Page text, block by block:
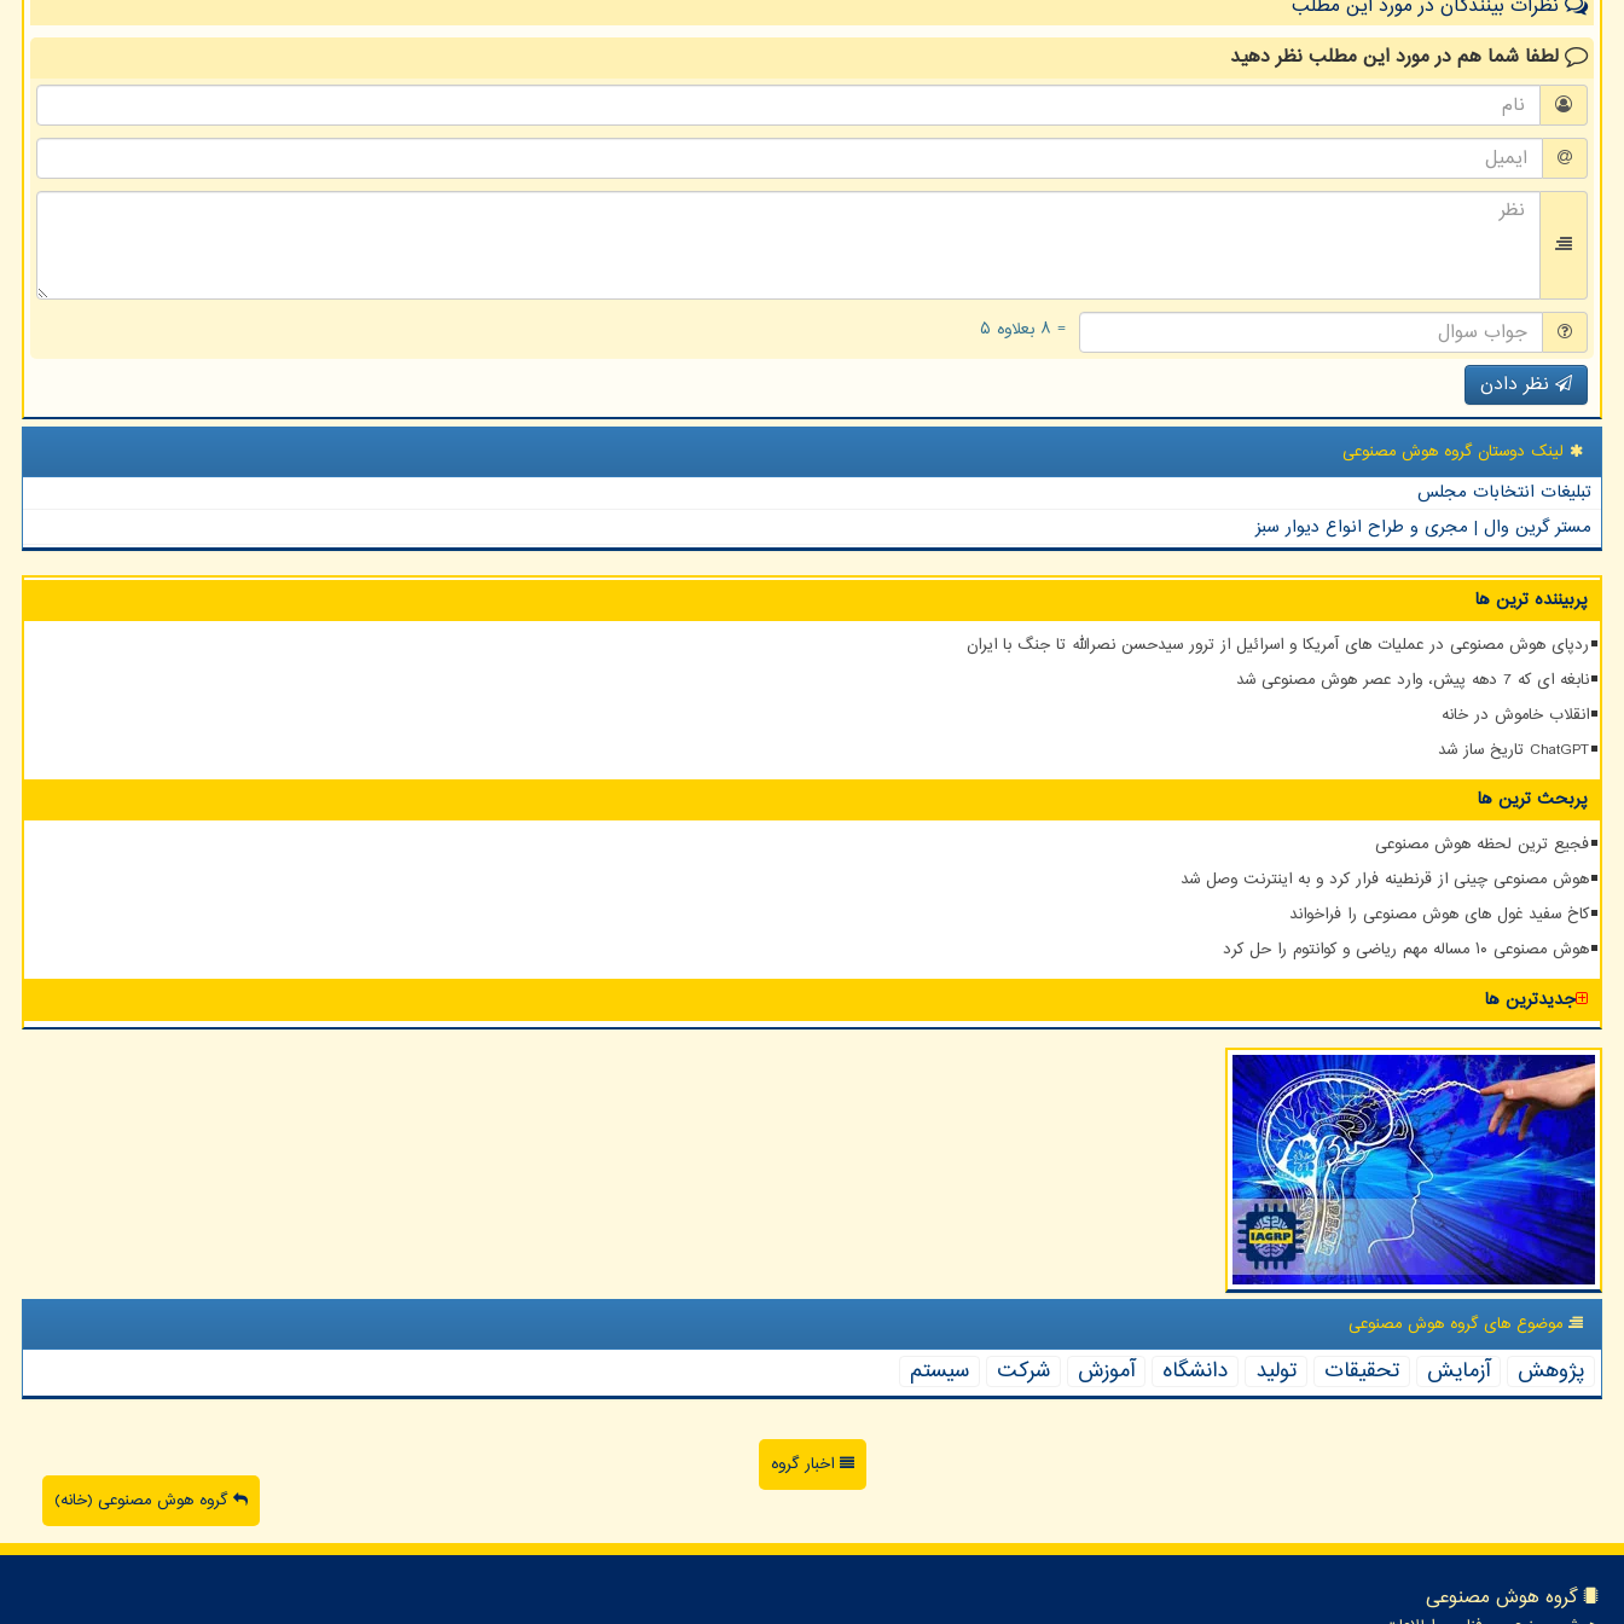
نظرات بینندگان در مورد این مطلب
لطفا شما همدر مورد این مطلبنظر دهید
= ۸ بعلاوه ۵
نظر دادن
لینک دوستان گروه هوش مصنوعی
تبلیغات انتخابات مجلس
مستر گرین وال | مجری و طراح انواع دیوار سبز
پربیننده ترین ها
ردپای هوش مصنوعی در عملیات های آمریکا و اسرائیل از ترور سیدحسن نصرالله تا جنگ با ایران
نابغه ای که 7 دهه پیش، وارد عصر هوش مصنوعی شد
انقلاب خاموش در خانه
ChatGPT تاریخ ساز شد
پربحث ترین ها
فجیع ترین لحظه هوش مصنوعی
هوش مصنوعی چینی از قرنطینه فرار کرد و به اینترنت وصل شد
کاخ سفید غول های هوش مصنوعی را فراخواند
هوش مصنوعی ۱۰ مساله مهم ریاضی و کوانتوم را حل کرد
جدیدترین ها
موضوع های گروه هوش مصنوعی
پژوهش آزمایش تحقیقات تولید دانشگاه آموزش شركت سیستم
اخبار گروه
گروه هوش مصنوعی (خانه)
گروه هوش مصنوعی